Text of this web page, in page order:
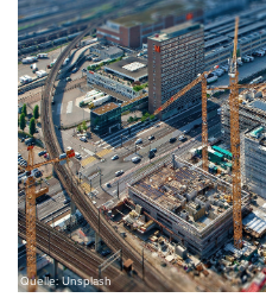
Quelle: Unsplash